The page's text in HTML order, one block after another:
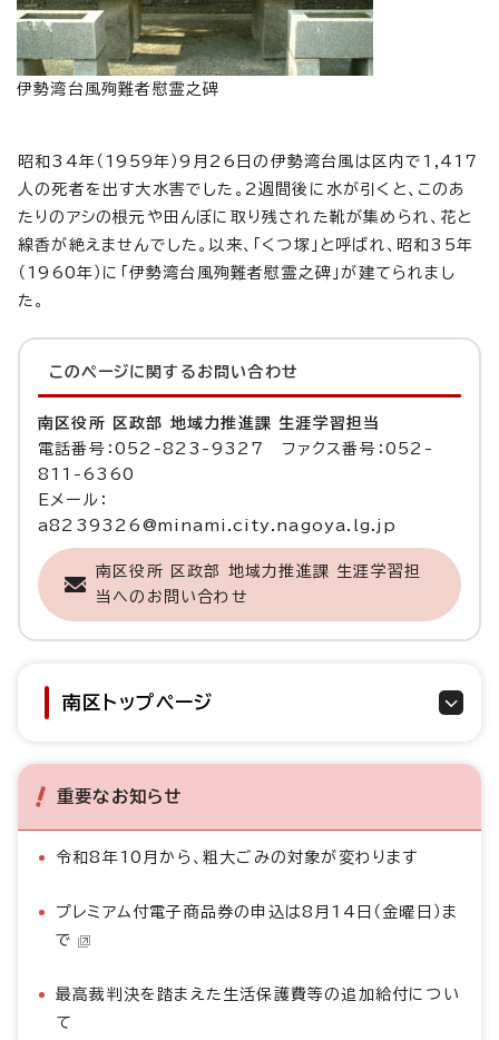
伊勢湾台風殉難者慰霊之碑
昭和34年（1959年）9月26日の伊勢湾台風は区内で1,417
人の死者を出す大水害でした。2週間後に水が引くと、このあ
たりのアシの根元や田んぼに取り残された靴が集められ、花と
線香が絶えませんでした。以来、「くつ塚」と呼ばれ、昭和35年
（1960年）に「伊勢湾台風殉難者慰霊之碑」が建てられまし
た。
このページに関する お問い合わせ
南区役所 区政部 地域力推進課 生涯学習担当
電話番号：052-823-9327 ファクス番号：052-
811-6360
Eメール：
a8239326@minami.city.nagoya.lg.jp
南区役所 区政部 地域力推進課 生涯学習担
当へのお問い合わせ
南区トップページ
重要なお知らせ
令和8年10月から、粗大ごみの対象が変わります
プレミアム付電子商品券の申込は8月14日（金曜日）ま
で
最高裁判決を踏まえた生活保護費等の追加給付につい
て